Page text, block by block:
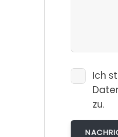
Ich
zu.